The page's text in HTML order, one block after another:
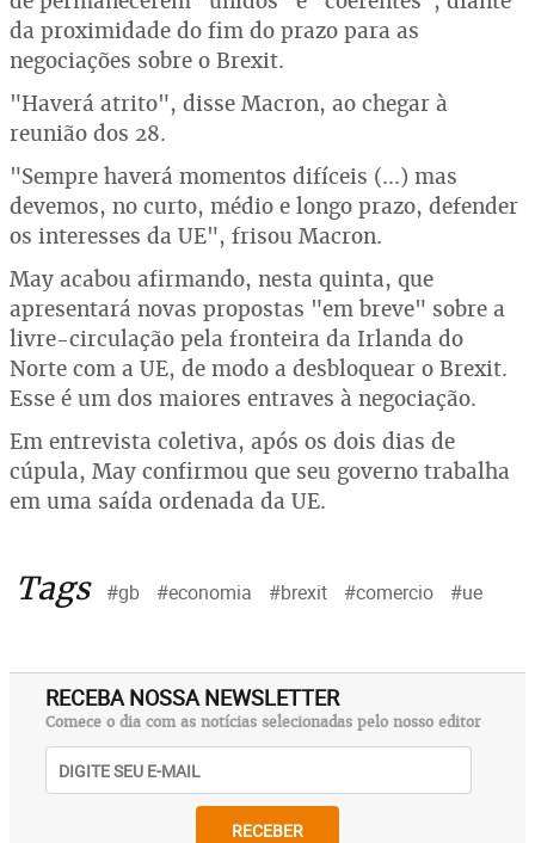
da proximidade do fim do prazo para as
negociações sobre o Brexit.
"Haverá atrito", disse Macron, ao chegar à
reunião dos 28.
"Sempre haverá momentos difíceis (...) mas
devemos, no curto, médio e longo prazo, defender
os interesses da UE", frisou Macron.
May acabou afirmando, nesta quinta, que
apresentará novas propostas "em breve" sobre a
livre-circulação pela fronteira da Irlanda do
Norte com a UE, de modo a desbloquear o Brexit.
Esse é um dos maiores entraves à negociação.
Em entrevista coletiva, após os dois dias de
cúpula, May confirmou que seu governo trabalha
em uma saída ordenada da UE.
Tags #gb #economia #brexit #comercio #ue
RECEBA NOSSA NEWSLETTER
Comece o dia com as notícias selecionadas pelo nosso editor
RECEBER